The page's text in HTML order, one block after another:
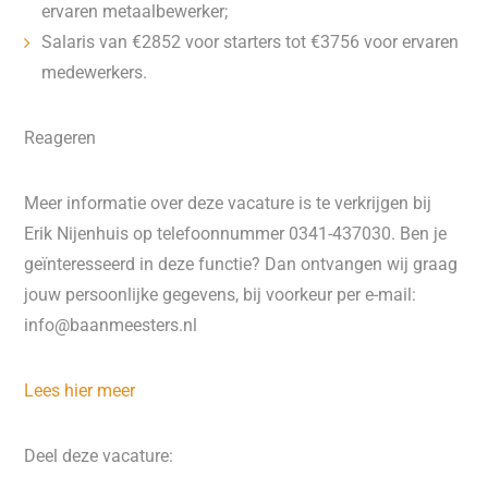
ervaren metaalbewerker;
Salaris van €2852 voor starters tot €3756 voor ervaren
medewerkers.
Reageren
Meer informatie over deze vacature is te verkrijgen bij
Erik Nijenhuis op telefoonnummer 0341-437030. Ben je
geïnteresseerd in deze functie? Dan ontvangen wij graag
jouw persoonlijke gegevens, bij voorkeur per e-mail:
info@baanmeesters.nl
Lees hier meer
Deel deze vacature: